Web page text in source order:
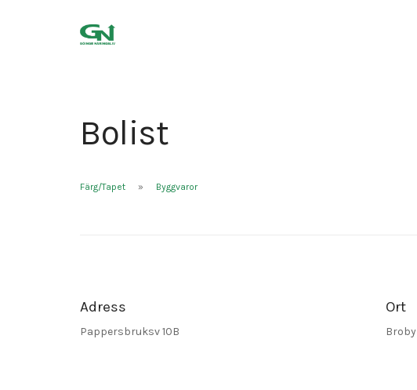
Bolist
Färg/Tapet Byggvaror
Adress
Pappersbruksv 10B
Ort
Broby